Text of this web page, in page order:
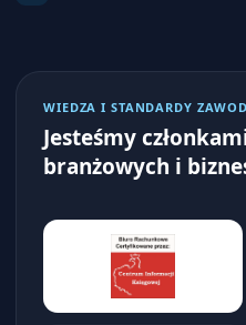
WIEDZA I STANDARDY
Jesteśmy
branżowych i